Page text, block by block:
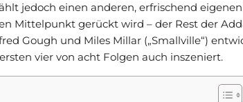
jedoch einen anderen, erfrischend
Mittelpunkt gerückt wird – der Rest der
Gough und Miles Millar („Smallville“)
vier von acht Folgen auch inszeniert.